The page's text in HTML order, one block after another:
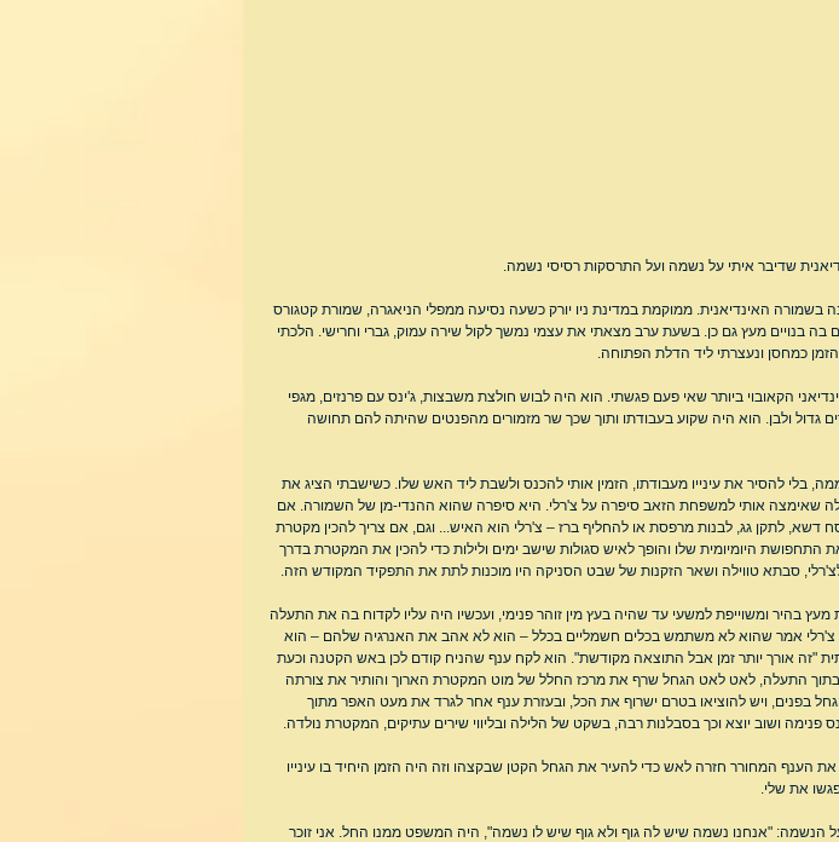
שדיבר איתי על נשמה ועל התרסקות רסיסי נשמה.
בשמורה האינדיאנית. ממוקמת במדינת ניו יורק כשעה נסיעה ממפלי הניאגרה, שמורת קטגורס
בה בנויים מעץ גם כן. בשעת ערב מצאתי את עצמי נמשך לקול שירה עמוק, גברי וחרישי. הלכתי
כמחסן ונעצרתי ליד הדלת הפתוחה.
הקאובוי ביותר שאי פעם פגשתי. הוא היה לבוש חולצת משבצות, ג'ינס עם פרנזים, מגפי
גדול ולבן. הוא היה שקוע בעבודתו ותוך שכך שר מזמורים מהפנטים שהיתה להם תחושה
בלי להסיר את עינייו מעבודתו, הזמין אותי להכנס ולשבת ליד האש שלו. כשישבתי הציג את
שאימצה אותי למשפחת הזאב סיפרה על צ'רלי. היא סיפרה שהוא ההנדי-מן של השמורה. אם
דשא, לתקן גג, לבנות מרפסת או להחליף ברז – צ'רלי הוא האיש... וגם, אם צריך להכין מקטרת
היומיומית שלו והופך לאיש סגולות שישב ימים ולילות כדי להכין את המקטרת בדרך
סבתא טווילה ושאר הזקנות של שבט הסניקה היו מוכנות לתת את התפקיד המקודש הזה.
בהיר ומשוייפת למשעי עד שהיה בעץ מין זוהר פנימי, ועכשיו היה עליו לקדוח בה את התעלה
צ'רלי אמר שהוא לא משתמש בכלים חשמליים בכלל – הוא לא אהב את האנרגיה שלהם – הוא
"זה אורך יותר זמן אבל התוצאה מקודשת". הוא לקח ענף שהניח קודם לכן באש הקטנה וכעת
התעלה, לאט לאט הגחל שרף את מרכז החלל של מוט המקטרת הארוך והותיר את צורתה
בפנים, ויש להוציאו בטרם ישרוף את הכל, ובעזרת ענף אחר לגרד את מעט האפר מתוך
ושוב יוצא וכך בסבלנות רבה, בשקט של הלילה ובליווי שירים עתיקים, המקטרת נולדה.
הענף המחורר חזרה לאש כדי להעיר את הגחל הקטן שבקצהו וזה היה הזמן היחיד בו עינייו
את שלי.
"אנחנו נשמה שיש לה גוף ולא גוף שיש לו נשמה", היה המשפט ממנו החל. אני זוכר